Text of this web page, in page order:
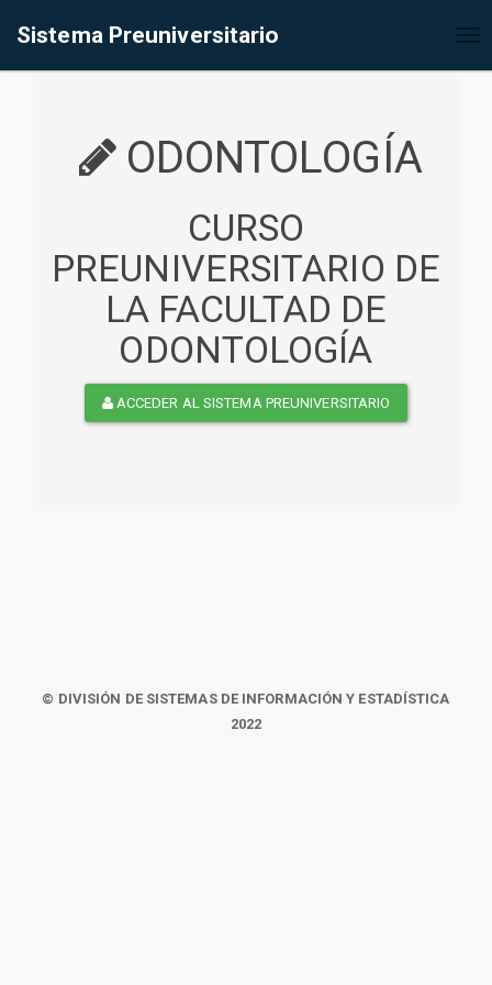
Sistema Preuniversitario
ODONTOLOGÍA
CURSO
PREUNIVERSITARIO DE
LA FACULTAD DE
ODONTOLOGÍA
ACCEDER AL SISTEMA PREUNIVERSITARIO
© DIVISIÓN DE SISTEMAS DE INFORMACIÓN Y ESTADÍSTICA
2022